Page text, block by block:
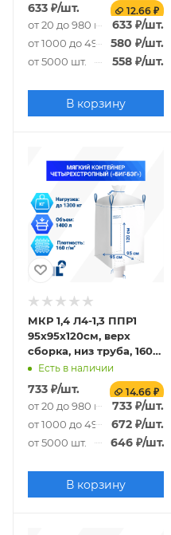
633 ₽/шт. 12.66 ₽
от 20 до 980 шт. 633₽/шт.
от 1000 до 4980 шт.
580 ₽/шт.
от 5000 шт. 558₽/шт.
В корзину
МКР 1,4 Л4-1,3 ППР1
95х95х120см, верх
сборка, низ труба, 160г/
м2Есть в наличии
733 ₽/шт. 14.66 ₽
от 20 до 980 шт. 733₽/шт.
от 1000 до 4980 шт.
672₽/шт.
от 5000 шт. 646 ₽/шт.
В корзину